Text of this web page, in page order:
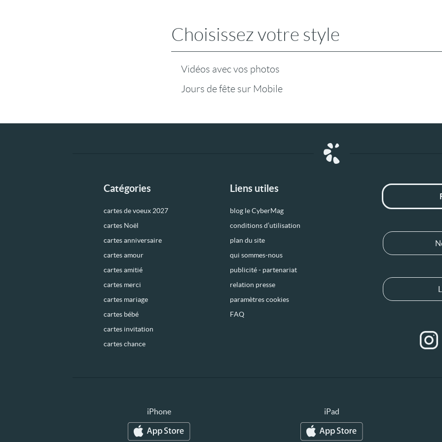
Choisissez votre style
Vidéos avec vos photos
Jours de fête sur Mobile
Catégories
cartes de voeux 2027
cartes Noël
cartes anniversaire
cartes amour
cartes amitié
cartes merci
cartes mariage
cartes bébé
cartes invitation
cartes chance
Liens utiles
blog le CyberMag
conditions d’utilisation
plan du site
qui sommes-nous
publicité - partenariat
relation presse
paramètres cookies
FAQ
iPhone iPad